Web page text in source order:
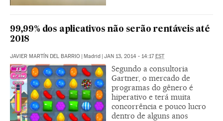
99,99% dos aplicativos não serão rentáveis até
2018
JAVIER MARTÍN DEL BARRIO | Madrid | JAN 13, 2014 - 14:17EST
Segundo a consultoria
Gartner, o mercado de
programas do gênero é
hiperativo e terá muita
concorrência e pouco lucro
dentro de alguns anos